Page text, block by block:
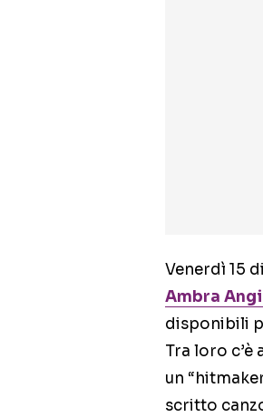
Venerdì 15
Ambra
disponibili
Tra loro c’è
un
scritto